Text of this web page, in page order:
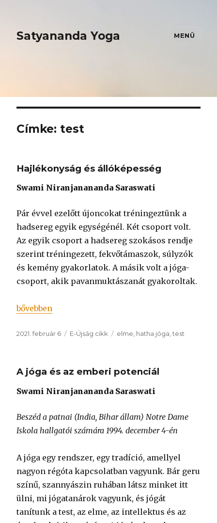
Satyananda Yoga MENÜ
Címke: test
Hajlékonyság és állóképesség
Swami Niranjanananda Saraswati
Pár évvel ezelőtt újoncokat tréningeztünk a
hadsereg egyik egységénél. Két csoport volt.
Az egyik csoport a hadsereg szokásos rendje
szerint tréningezett, fekvőtámaszok, súlyzók
és kemény gyakorlatok. A másik volt a jóga-
csoport, akik pavanmuktászanát gyakoroltak.
„Hajlékonyság és állóképesség”
bővebben
Közzétéve
2021. február 6 Kategória
E-Újság cikk Címke
elme, hatha jóga,test
A jóga és az emberi potenciál
Swami Niranjanananda Saraswati
Beszéd a patnai (India, Bihar állam) Notre Dame
Iskola hallgatói számára 1994. december 4-én
A jóga egy rendszer, egy tradíció, amellyel
nagyon régóta kapcsolatban vagyunk. Bár geru
színű, szannyászin ruhában látsz minket itt
ülni, mi jógatanárok vagyunk, és jógát
tanítunk a test, az elme, az intellektus és az